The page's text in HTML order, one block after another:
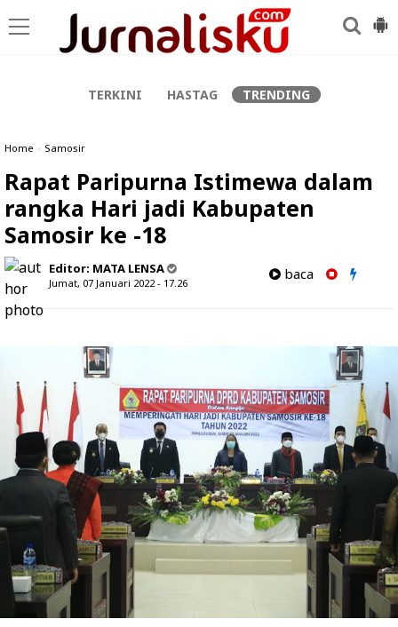
TERKINI HASTAG TRENDING
Home » Samosir
Rapat Paripurna Istimewa dalam
rangka Hari jadi Kabupaten
Samosir ke -18
Editor: MATA LENSA
Jumat, 07 Januari 2022 - 17.26
baca